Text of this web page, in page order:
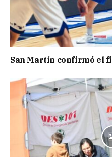
San Martín confirmó el